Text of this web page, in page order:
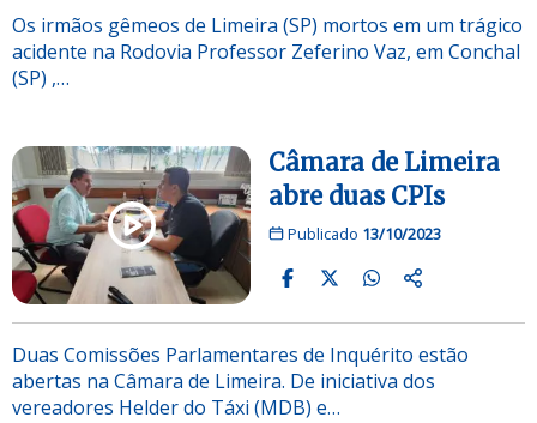
Os irmãos gêmeos de Limeira (SP) mortos em um trágico
acidente na Rodovia Professor Zeferino Vaz, em Conchal
(SP) ,…
Câmara de Limeira
abre duas CPIs
Publicado 13/10/2023
Duas Comissões Parlamentares de Inquérito estão
abertas na Câmara de Limeira. De iniciativa dos
vereadores Helder do Táxi (MDB) e…